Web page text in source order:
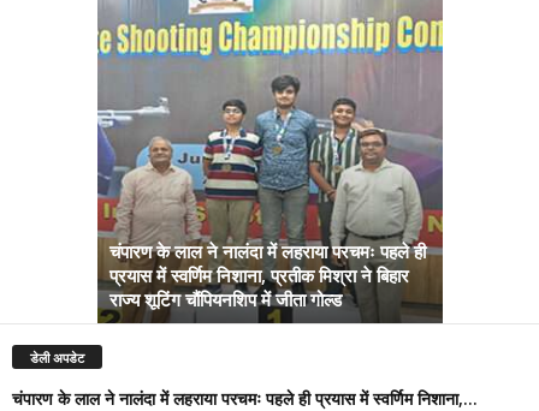
चंपारण के लाल ने नालंदा में लहराया परचमः पहले ही
प्रयास में स्वर्णिम निशाना, प्रतीक मिश्रा ने बिहार
राज्य शूटिंग चौंपियनशिप में जीता गोल्ड
डेली अपडेट
चंपारण के लाल ने नालंदा में लहराया परचमः पहले ही प्रयास में स्वर्णिम निशाना,...